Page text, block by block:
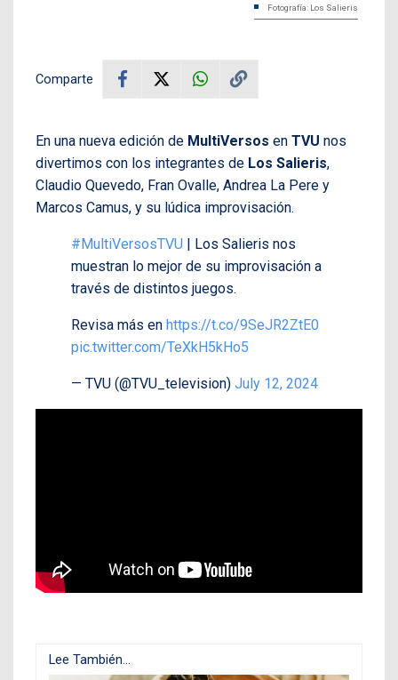
Fotografía: Los Salieris
Comparte
En una nueva edición de MultiVersos en TVU nos
divertimos con los integrantes de Los Salieris,
Claudio Quevedo, Fran Ovalle, Andrea La Pere y
Marcos Camus, y su lúdica improvisación.
#MultiVersosTVU | Los Salieris nos
muestran lo mejor de su improvisación a
través de distintos juegos.
Revisa más en https://t.co/9SeJR2ZtE0
pic.twitter.com/TeXkH5kHo5
— TVU (@TVU_television) July 12, 2024
Lee También...